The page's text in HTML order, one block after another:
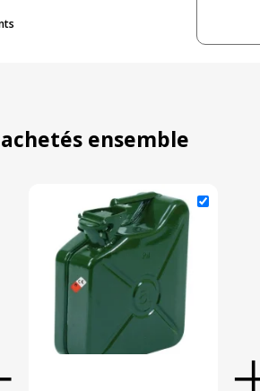
ensemble